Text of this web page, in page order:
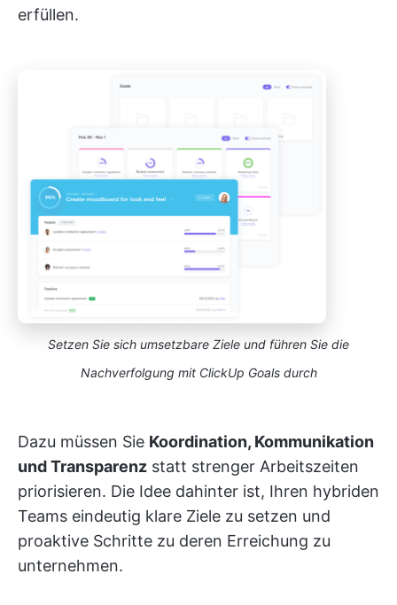
erfüllen.
Setzen Sie sich umsetzbare Ziele und führen Sie die
Nachverfolgung mit ClickUp Goals durch
Dazu müssen Sie Koordination, Kommunikation
und Transparenz statt strenger Arbeitszeiten
priorisieren. Die Idee dahinter ist, Ihren hybriden
Teams eindeutig klare Ziele zu setzen und
proaktive Schritte zu deren Erreichung zu
unternehmen.